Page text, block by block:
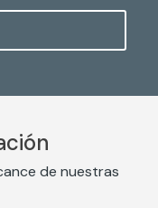
de nuestras